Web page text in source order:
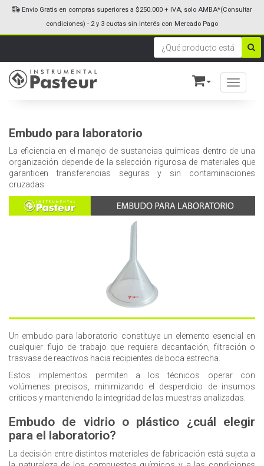
Toggle
Envío Gratis en compras superiores a $250.000 + IVA, solo AMBA*(Consultar
condiciones) - 2 y 3 cuotas sin interés con Mercado Pago
Embudo para laboratorio
La eficiencia en el manejo de sustancias químicas dentro de una
organización depende de la selección rigurosa de materiales que
garanticen transferencias seguras y sin contaminaciones
cruzadas.
Un embudo para laboratorio constituye un elemento esencial en
cualquier flujo de trabajo que requiera decantación, filtración o
trasvase de reactivos hacia recipientes de boca estrecha.
Estos implementos permiten a los técnicos operar con
volúmenes precisos, minimizando el desperdicio de insumos
críticos y manteniendo la integridad de las muestras analizadas.
Embudo de vidrio o plástico ¿cuál elegir
para el laboratorio?
La decisión entre distintos materiales de fabricación está sujeta a